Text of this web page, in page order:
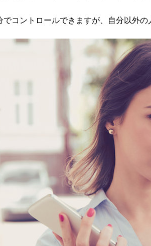
でコントロールできますが、自分以外